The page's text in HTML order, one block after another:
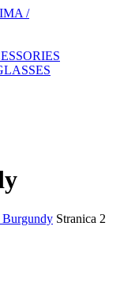
/
Burgundy Stranica 2